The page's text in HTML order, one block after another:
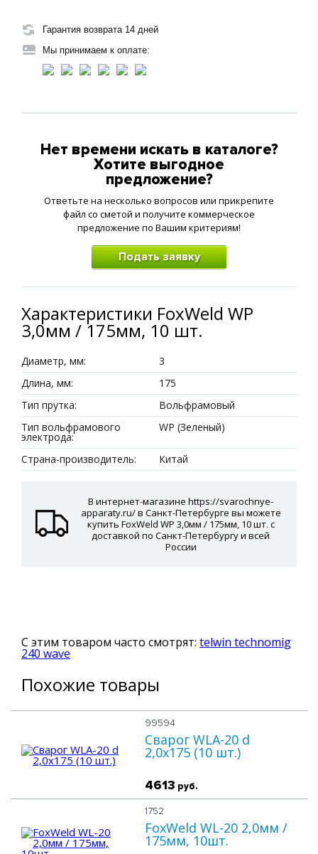
Гарантия возврата 14 дней
Мы принимаем к оплате:
Нет времени искать в каталоге?
Хотите выгодное
предложение?
Ответьте на несколько вопросов или прикрепите
файл со сметой и получите коммерческое
предложение по Вашим критериям!
Подать заявку
Характеристики FoxWeld WP
3,0мм / 175мм, 10 шт.
Диаметр, мм:
3
Длина, мм:
175
Тип прутка:
Вольфрамовый
Тип вольфрамового
электрода:
WP (Зеленый)
Страна-производитель: Китай
В интернет-магазине https://svarochnye-
apparaty.ru/ в Санкт-Петербурге вы можете
купить FoxWeld WP 3,0мм / 175мм, 10 шт. с
доставкой по Санкт-Петербургу и всей
России
С этим товаром часто смотрят: telwin technomig
240 wave
Похожие товары
Сварог WLA-20 d
2,0x175 (10 шт.)
99594
4613 руб.
FoxWeld WL-20 2,0мм /
175мм, 10шт.
1752